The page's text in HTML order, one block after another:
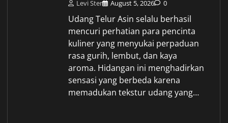
Levi Ster August 5, 2026 0
Udang Telur Asin selalu berhasil
mencuri perhatian para pencinta
kuliner yang menyukai perpaduan
rasa gurih, lembut, dan kaya
aroma. Hidangan ini menghadirkan
sensasi yang berbeda karena
memadukan tekstur udang yang…